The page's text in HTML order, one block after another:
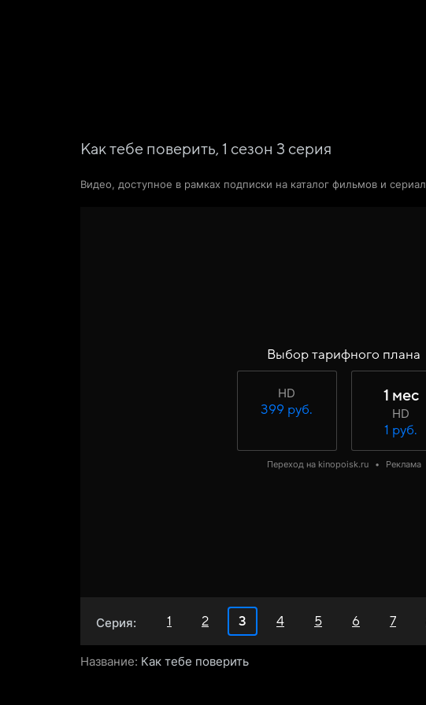
Как тебе поверить, 1 сезон 3 серия
Видео, доступное в рамках подписки на каталог фильмов и
Выбор тарифного плана
HD
399 руб.
1 мес
HD
1 руб.
Переход на kinopoisk.ru • Реклама
Серия: 1 2 3 4 5 6 7
Название: Как тебе поверить